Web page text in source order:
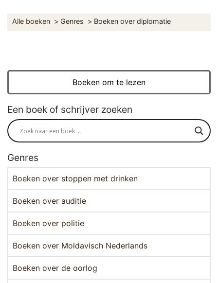
Alle boeken Genres Boeken over diplomatie
Boeken om te lezen
Een boek of schrijver zoeken
Genres
Boeken over stoppen met drinken
Boeken over auditie
Boeken over politie
Boeken over Moldavisch Nederlands
Boeken over de oorlog